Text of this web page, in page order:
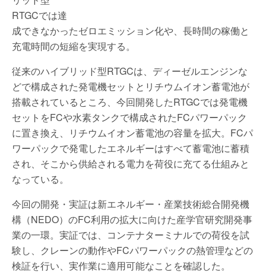
RTGCでは達
成できなかったゼロエミッション化や、長時間の稼働と
充電時間の短縮を実現する。
従来のハイブリッド型RTGCは、ディーゼルエンジンな
どで構成された発電機セットとリチウムイオン蓄電池が
搭載されているところ、今回開発したRTGCでは発電機
セットをFCや水素タンクで構成されたFCパワーパック
に置き換え、リチウムイオン蓄電池の容量を拡大。FCパ
ワーパックで発電したエネルギーはすべて蓄電池に蓄積
され、そこから供給される電力を荷役に充てる仕組みと
なっている。
今回の開発・実証は新エネルギー・産業技術総合開発機
構（NEDO）のFC利用の拡大に向けた産学官研究開発事
業の一環。実証では、コンテナターミナルでの荷役を試
験し、クレーンの動作やFCパワーパックの熱管理などの
検証を行い、実作業に適用可能なことを確認した。